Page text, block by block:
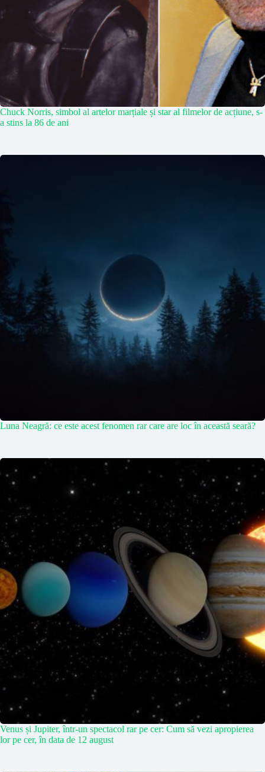
Chuck Norris, simbol al artelor marțiale și star al filmelor de acțiune, s-
a stins la 86 de ani
Luna Neagră: ce este acest fenomen rar care are loc în această seară?
Venus și Jupiter, într-un spectacol rar pe cer: Cum să vezi apropierea
lor pe cer, în data de 12 august